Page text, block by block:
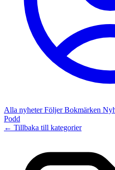
Alla nyheterFöljerBokmärken
Podd
← Tillbaka till kategorier